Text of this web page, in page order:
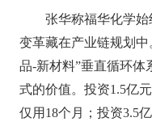
张华称福华化学始
变革藏在产业链规划
品-新材料”垂直循环体
式的价值。投资1.5亿
仅用18个月；投资3.5